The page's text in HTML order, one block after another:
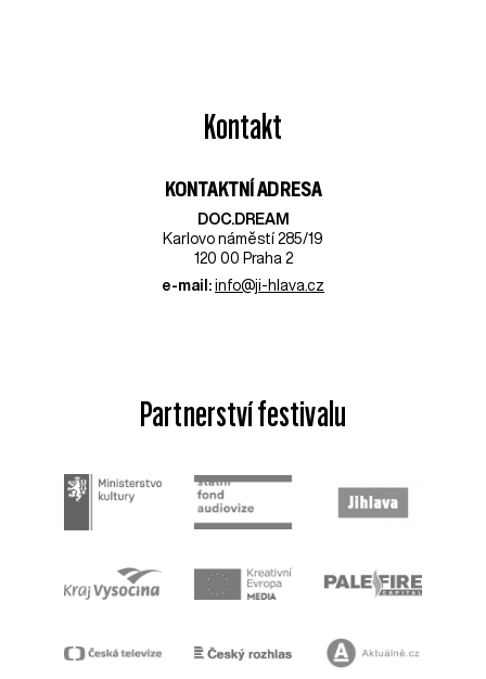
Kontakt
KONTAKTNÍ ADRESA
DOC.DREAM​
Karlovo náměstí 285/19
120 00 Praha 2
e-mail: info@ji-hlava.cz
Partnerství festivalu